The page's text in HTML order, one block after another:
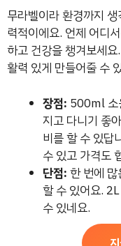
무라벨이라 환경까지
력적이에요. 언제 어디
하고 건강을 챙겨보세
활력 있게 만들어줄 수
장점: 500ml 소
지고 다니기 좋
비를 할 수 있답
수 있고 가격도
단점: 한 번에
할 수 있어요.
수 있네요.